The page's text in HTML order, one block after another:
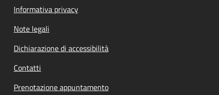
Informativa privacy
Note legali
Dichiarazione di accessibilità
Contatti
Prenotazione appuntamento